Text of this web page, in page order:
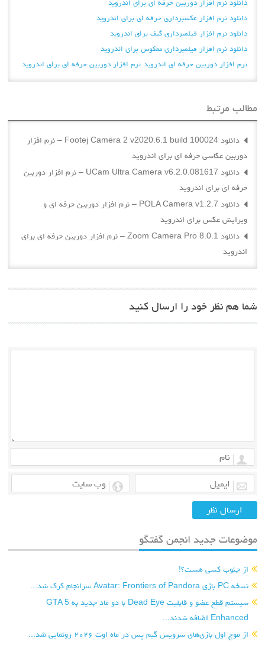
دانلود نرم افزار دوربین حرفه ای برای اندروید
دانلود نرم افزار عکسبرداری حرفه ای برای اندروید
دانلود نرم افزار فیلمبرداری گیف برای اندروید
دانلود نرم افزار فیلمبرداری معکوس برای اندروید
نرم افزار دوربین حرفه ای اندروید نرم افزار دوربین حرفه ای برای اندروید
مطالب مرتبط
دانلود Footej Camera 2 v2020.6.1 build 100024 – نرم افزار
دوربین عکاسی حرفه ای برای اندروید
دانلود UCam Ultra Camera v6.2.0.081617 – نرم افزار دوربین
حرفه ای برای اندروید
دانلود POLA Camera v1.2.7 – نرم افزار دوربین حرفه ای و
ویرایش عکس برای اندروید
دانلود Zoom Camera Pro 8.0.1 – نرم افزار دوربین حرفه ای برای
اندروید
شما هم نظر خود را ارسال کنید
موضوعات جدید انجمن گفتگو
از جنوب کسی هست؟!
نسخه PC بازی Avatar: Frontiers of Pandora سرانجام کرک شد...
سیستم قطع عضو و قابلیت Dead Eye با دو ماد جدید به GTA 5
Enhanced اضافه شدند...
از موج اول بازی‌های سرویس گیم پس در ماه اوت ۲۰۲۶ رونمایی شد...